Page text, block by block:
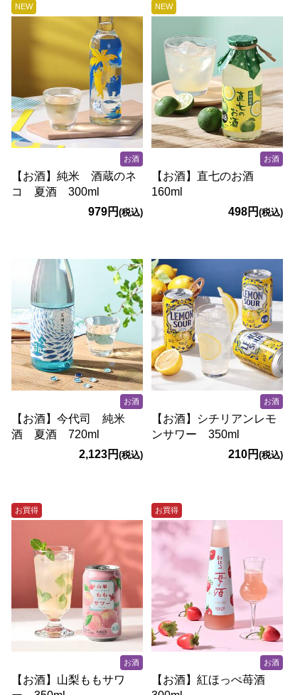
NEW
お酒
【お酒】純米 酒蔵のネ
コ 夏酒 300ml
979円(税込)
NEW
お酒
【お酒】直七のお酒
160ml
498円 (税込)
お酒
【お酒】今代司 純米
酒 夏酒 720ml
2,123円(税込)
お酒
【お酒】シチリアンレモ
ンサワー 350ml
210円 (税込)
お買得
お酒
【お酒】山梨ももサワ
お買得
お酒
【お酒】紅ほっぺ苺酒